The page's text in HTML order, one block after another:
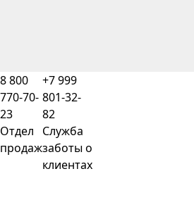
8 800
770-70-
23
Отдел
продаж
+7 999
801-32-
82
Служба
заботы о
клиентах